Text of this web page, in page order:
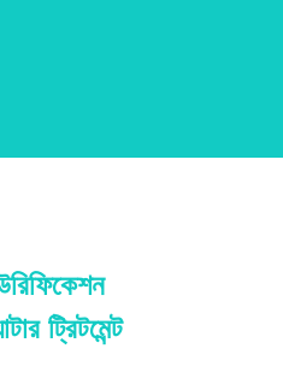
ট্রিটমেন্ট